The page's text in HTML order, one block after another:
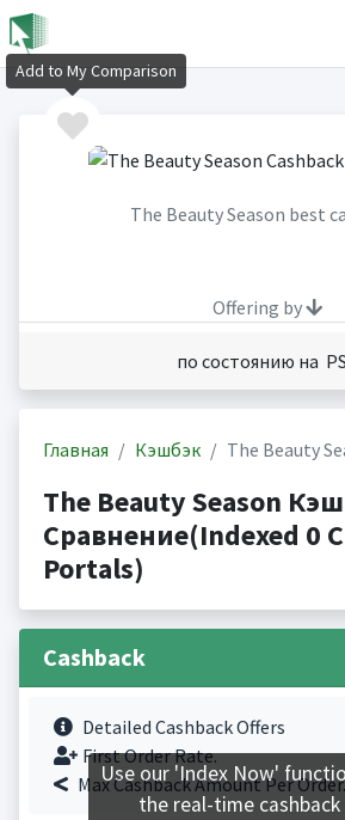
The Beauty Season best
Offering by
по состоянию на
Главная Кэшбэк The Beauty
The Beauty Season
Сравнение(Indexed 0
Portals)
Cashback
Detailed Cashback Offers
First Order Rate.
Max Cashback Amount Per Order.
Add to My Comparison
Use our 'Index Now'
the real-time